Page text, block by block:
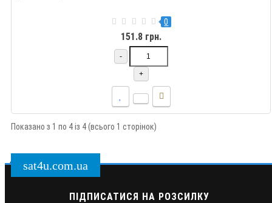
0
151.8 грн.
-
+
Показано з 1 по 4 із 4 (всього 1 сторінок)
sat4u.com.ua
ПІДПИСАТИСЯ НА РОЗСИЛКУ